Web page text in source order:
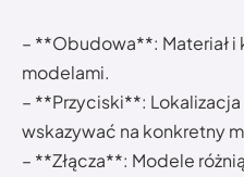
– **Obudowa**: Materiał i
modelami.
– **Przyciski**:
wskazywać na konkretny
– **Złącza**: Modele